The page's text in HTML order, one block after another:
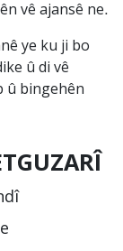
vê ajansê ne.
ye ku ji bo
û di vê
û bingehên